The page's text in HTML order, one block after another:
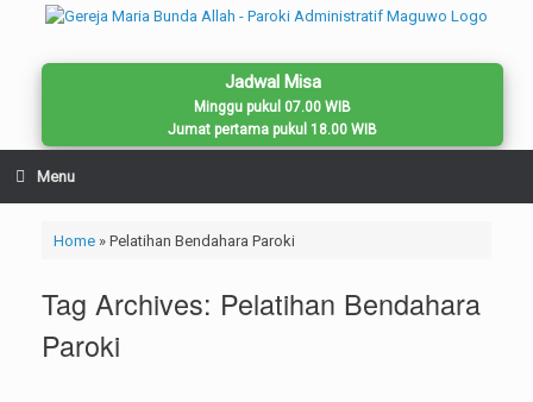
Jadwal Misa
Minggu pukul 07.00 WIB
Jumat pertama pukul 18.00 WIB
Menu
Home» Pelatihan Bendahara Paroki
Tag Archives: Pelatihan Bendahara
Paroki